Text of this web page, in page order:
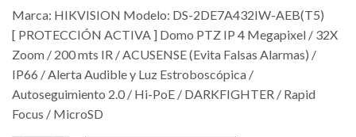
Marca: HIKVISION Modelo: DS-2DE7A432IW-AEB(T5)
[ PROTECCIÓN ACTIVA ] Domo PTZ IP 4 Megapixel / 32X
Zoom / 200 mts IR / ACUSENSE (Evita Falsas Alarmas) /
IP66 / Alerta Audible y Luz Estroboscópica /
Autoseguimiento 2.0 / Hi-PoE / DARKFIGHTER / Rapid
Focus / MicroSD